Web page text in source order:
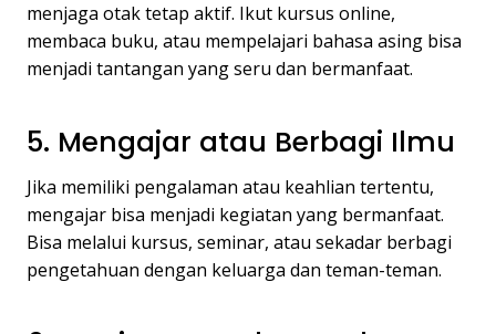
menjaga otak tetap aktif. Ikut kursus online,
membaca buku, atau mempelajari bahasa asing bisa
menjadi tantangan yang seru dan bermanfaat.
5. Mengajar atau Berbagi Ilmu
Jika memiliki pengalaman atau keahlian tertentu,
mengajar bisa menjadi kegiatan yang bermanfaat.
Bisa melalui kursus, seminar, atau sekadar berbagi
pengetahuan dengan keluarga dan teman-teman.